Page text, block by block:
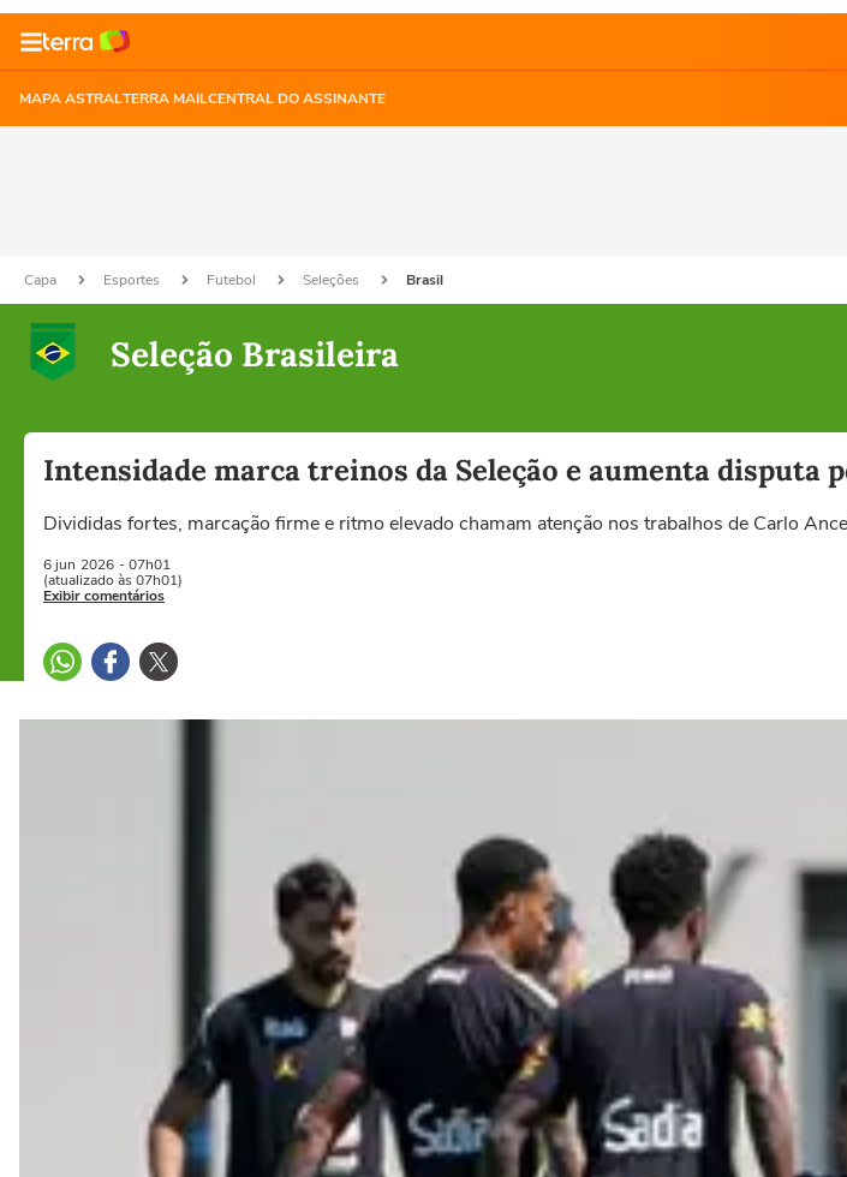
MAPA ASTRALTERRA MAILCENTRAL DO ASSINANTE
Capa Esportes Futebol Seleções Brasil
Seleção Brasileira
Intensidade marca treinos da Seleção e aumenta disputa
Divididas fortes, marcação firme e ritmo elevado chamam atenção nos trabalhos de Carlo
6 jun 2026 - 07h01
(atualizado às 07h01)
Exibir comentários